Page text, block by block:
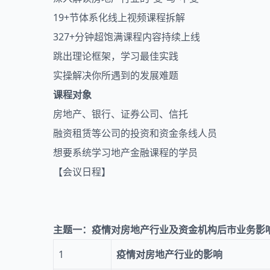
19+节体系化线上视频课程拆解
327+分钟超饱满课程内容持续上线
跳出理论框架，学习最佳实践
实操解决你所遇到的发展难题
课程对象
房地产、银行、证券公司、信托
融资租赁等公司的投资和资金条线人员
想要系统学习地产金融课程的学员
【会议日程】
主题一：疫情对房地产行业及资金机构后市业务影
1
疫情对房地产行业的影响